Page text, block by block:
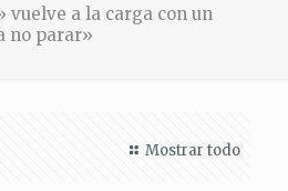
vuelve a la carga con un
no parar»
Mostrar todo